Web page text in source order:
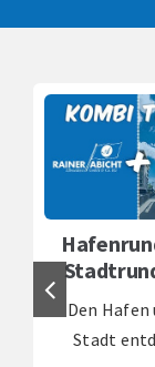
Den Hafen
Stadt